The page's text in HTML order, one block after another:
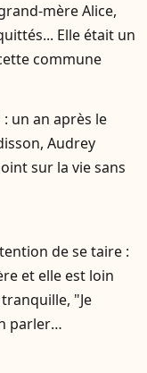
mère Alice,
Elle était un
commune
: un an après le
Audrey
sur la vie sans
de se taire :
et elle est loin
"Je
parler